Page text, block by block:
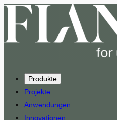
Produkte
Projekte
Anwendungen
Innovationen